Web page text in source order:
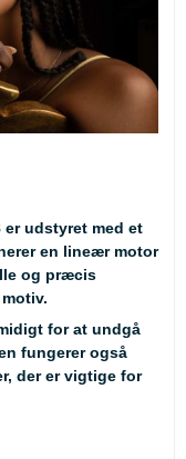
er udstyret med et
en lineær motor
og præcis
for at undgå
fungerer også
der er vigtige for